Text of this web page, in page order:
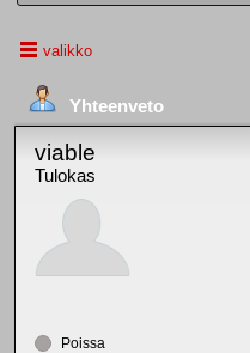
valikko
Yhteenveto
viable
Tulokas
Poissa